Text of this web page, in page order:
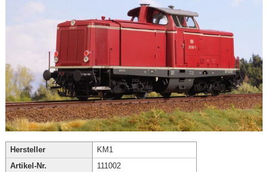
Hersteller
KM1
Artikel-Nr.
111002